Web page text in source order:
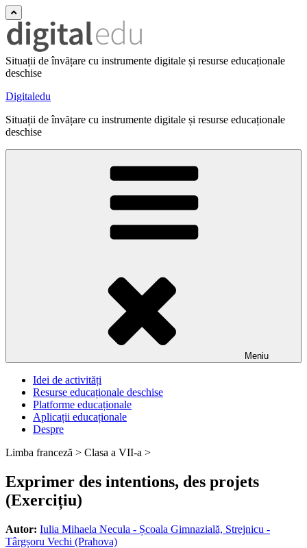
Situații de învățare cu instrumente digitale și resurse educaționale
deschise
Digitaledu
Situații de învățare cu instrumente digitale și resurse educaționale
deschise
Meniu
Idei de activități
Resurse educaționale deschise
Platforme educaționale
Aplicații educaționale
Despre
Limba franceză > Clasa a VII-a >
Exprimer des intentions, des projets
(Exercițiu)
Autor: Iulia Mihaela Necula - Școala Gimnazială, Strejnicu -
Târgșoru Vechi (Prahova)